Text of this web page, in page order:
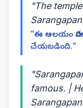
"The
"ఈ ఆలయం
చేయబడింది."
famous. |